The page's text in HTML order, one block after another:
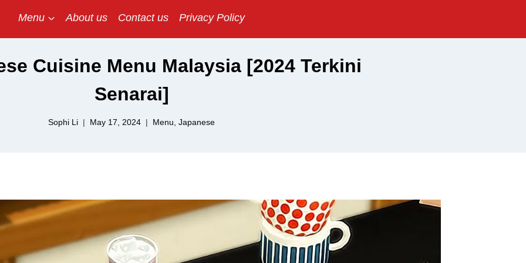
Menu About us Contact us Privacy Policy
Cuisine Menu Malaysia [2024 Terkini
Senarai]
Sophi Li May 17, 2024 Menu Japanese